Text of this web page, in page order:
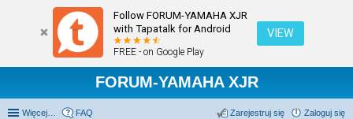
Follow FORUM-YAMAHA XJR
with Tapatalk for Android
FREE - on Google Play
VIEW
FORUM-YAMAHA XJR
Więcej… FAQ Zaloguj się
Zarejestruj się